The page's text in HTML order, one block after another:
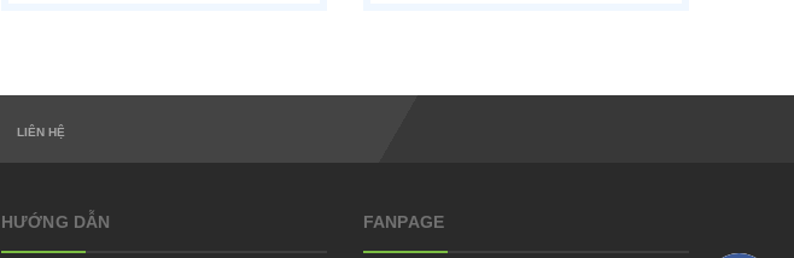
LIÊN HỆ
HƯỚNG DẪN FANPAGE